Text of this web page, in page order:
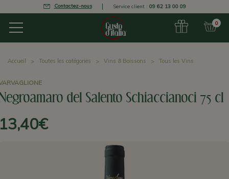
Contactez-nous Service client : 09 62 13 00 09
0
Accueil Toutes les catégories Vins & Boissons Tous les Vins
del Salento Schiaccianoci 75 cl